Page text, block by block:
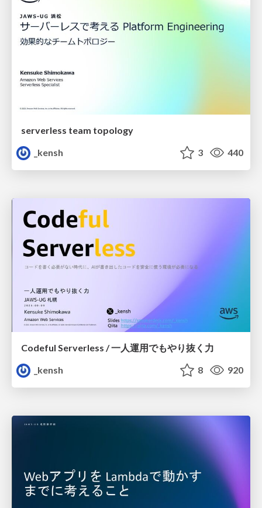
serverless team topology
_kensh
3 440
Codeful Serverless / 一人運用でもやり抜く力
_kensh
8 920